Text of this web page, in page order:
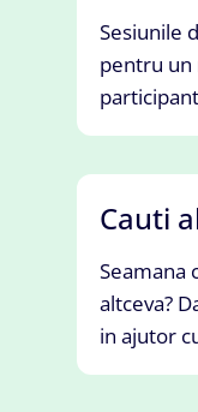
Sesiunile
pentru un
Cauti
Seamana
altceva?
in ajutor